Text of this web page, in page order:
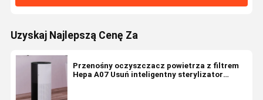
Uzyskaj Najlepszą Cenę Za
Przenośny oczyszczacz powietrza z filtrem
Hepa A07 Usuń inteligentny sterylizator